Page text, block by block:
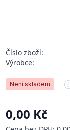
Číslo zboží:
Výrobce:
Není skladem
0,00 Kč